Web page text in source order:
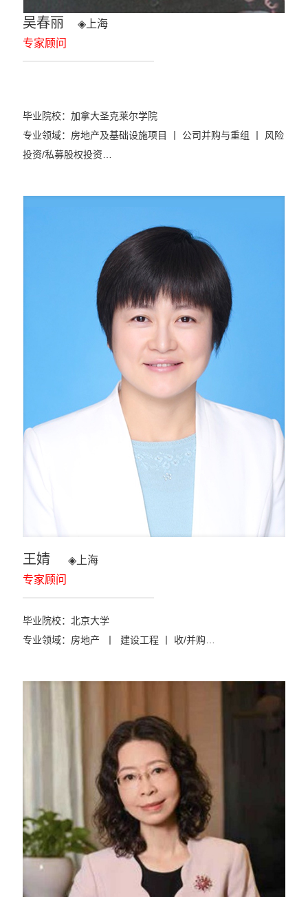
吴春丽 ◈上海
专家顾问
毕业院校：加拿大圣克莱尔学院
专业领域： 房地产及基础设施项目 丨 公司并购与重组 丨 风险
投资/私募股权投资…
王婧 ◈上海
专家顾问
毕业院校：北京大学
专业领域：房地产 丨 建设工程 丨 收/并购…